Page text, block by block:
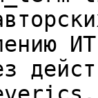
ИТ